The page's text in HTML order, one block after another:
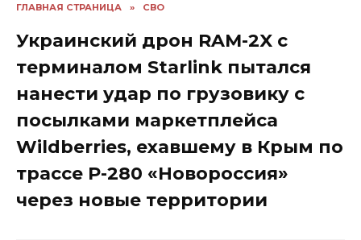
ГЛАВНАЯ СТРАНИЦА » СВО
Украинский дрон RAM-2X с
терминалом Starlink пытался
нанести удар по грузовику с
посылками маркетплейса
Wildberries, ехавшему в Крым по
трассе Р-280 «Новороссия»
через новые территории